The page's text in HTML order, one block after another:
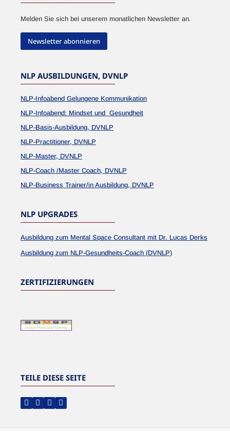
Melden Sie sich bei unserem monatlichen Newsletter an.
Newsletter abonnieren
NLP AUSBILDUNGEN, DVNLP
NLP-Infoabend Gelungene Kommunikation
NLP-Infoabend: Mindset und Gesundheit
NLP-Basis-Ausbildung, DVNLP
NLP-Practitioner, DVNLP
NLP-Master, DVNLP
NLP-Coach /Master Coach, DVNLP
NLP-Business Trainer/in Ausbildung, DVNLP
NLP UPGRADES
Ausbildung zum Mental Space Consultant mit Dr. Lucas Derks
Ausbildung zum NLP-Gesundheits-Coach (DVNLP)
ZERTIFIZIERUNGEN
TEILE DIESE SEITE